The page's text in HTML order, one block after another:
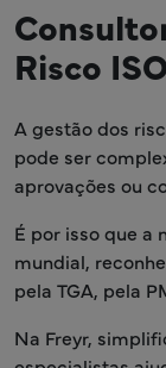
Risco
A gestão dos
pode ser
aprovações ou
É por isso que a
mundial,
pela TGA, pela
Na Freyr,